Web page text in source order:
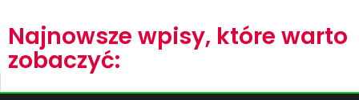
Najnowsze wpisy, które warto
zobaczyć: